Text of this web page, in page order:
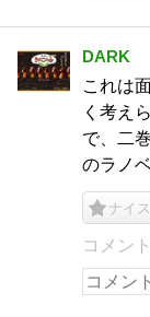
DARK
これは
く考え
で、二
のラノ
ナイス
コメン